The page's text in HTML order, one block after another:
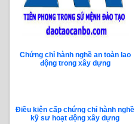
Chứng chỉ hành nghề an toàn lao
động trong xây dựng
Điều kiện cấp chứng chỉ hành nghề
kỹ sư hoạt động xây dựng